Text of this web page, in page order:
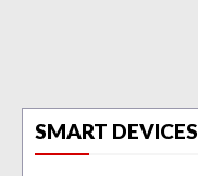
SMART DEVICES